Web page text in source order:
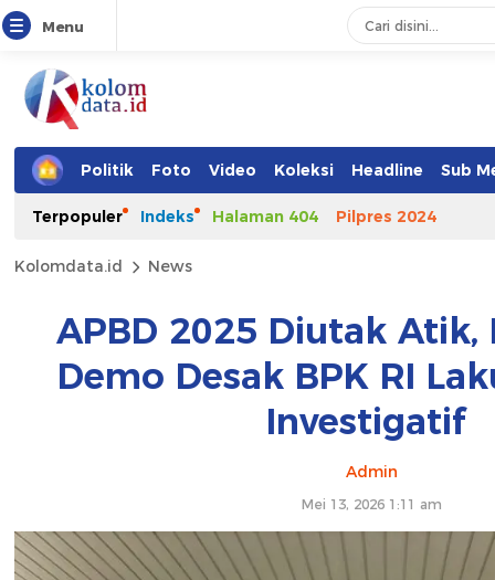
Menu
Politik Foto Video Koleksi Headline Sub
Terpopuler Indeks Halaman 404 Pilpres 2024
Kolomdata.id News
APBD 2025 Diutak Atik,
Demo Desak BPK RI
Investigatif
Admin
Mei 13, 2026 1:11 am